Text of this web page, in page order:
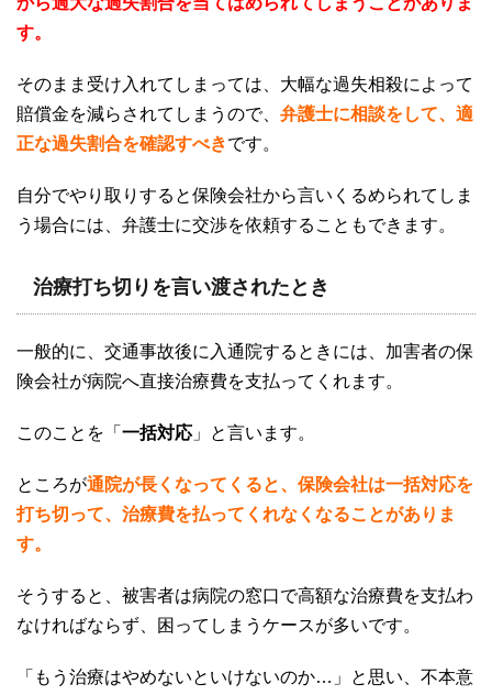
す。
そのまま受け入れてしまっては、大幅な過失相殺によって
賠償金を減らされてしまうので、 弁護士に相談をして、適
正な過失割合を確認すべきです。
自分でやり取りすると保険会社から言いくるめられてしま
う場合には、弁護士に交渉を依頼することもできます。
治療打ち切りを言い渡されたとき
一般的に、交通事故後に入通院するときには、加害者の保
険会社が病院へ直接治療費を支払ってくれます。
このことを「 一括対応 」と言います。
ところが通院が長くなってくると、保険会社は一括対応を
打ち切って、治療費を払ってくれなくなることがありま
す。
そうすると、被害者は病院の窓口で高額な治療費を支払わ
なければならず、困ってしまうケースが多いです。
「もう治療はやめないといけないのか… 」 と思い、不本意